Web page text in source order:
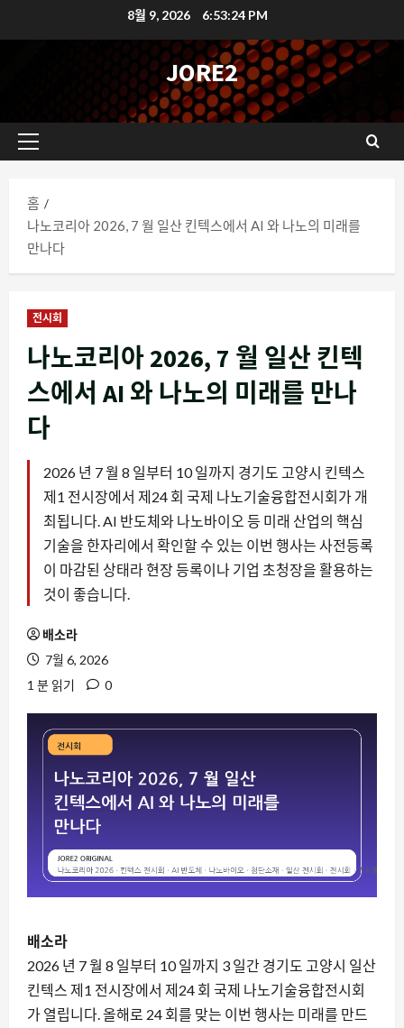
텐
가
8월 9, 2026 6:53:25 PM
JORE2
기
메
뉴
홈
나노코리아 2026, 7 월 일산 킨텍스에서 AI 와 나노의 미래를
만나다
전시회
나노코리아 2026, 7 월 일산 킨텍
스에서 AI 와 나노의 미래를 만나
다
2026 년 7 월 8 일부터 10 일까지 경기도 고양시 킨텍스
제1 전시장에서 제24 회 국제 나노기술융합전시회가 개
최됩니다. AI 반도체와 나노바이오 등 미래 산업의 핵심
기술을 한자리에서 확인할 수 있는 이번 행사는 사전등록
이 마감된 상태라 현장 등록이나 기업 초청장을 활용하는
것이 좋습니다.
배소라
7월 6, 2026
1 분 읽기
0
배소라
2026 년 7 월 8 일부터 10 일까지 3 일간 경기도 고양시 일산
킨텍스 제1 전시장에서 제24 회 국제 나노기술융합전시회
가 열립니다. 올해로 24 회를 맞는 이번 행사는 미래를 만드